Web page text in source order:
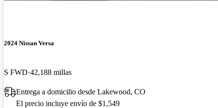
2024 Nissan Versa
S FWD 42,188 millas
Entrega a domicilio desde Lakewood, CO
El precio incluye envío de $1,549